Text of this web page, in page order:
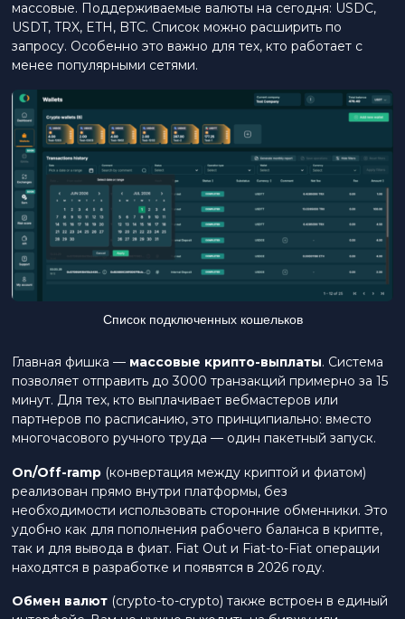
массовые. Поддерживаемые валюты на сегодня: USDC,
USDT, TRX, ETH, BTC. Список можно расширить по
запросу. Особенно это важно для тех, кто работает с
менее популярными сетями.
Список подключенных кошельков
Главная фишка — массовые крипто-выплаты. Система
позволяет отправить до 3000 транзакций примерно за 15
минут. Для тех, кто выплачивает вебмастеров или
партнеров по расписанию, это принципиально: вместо
многочасового ручного труда — один пакетный запуск.
On/Off-ramp (конвертация между криптой и фиатом)
реализован прямо внутри платформы, без
необходимости использовать сторонние обменники. Это
удобно как для пополнения рабочего баланса в крипте,
так и для вывода в фиат. Fiat Out и Fiat-to-Fiat операции
находятся в разработке и появятся в 2026 году.
Обмен валют (crypto-to-crypto) также встроен в единый